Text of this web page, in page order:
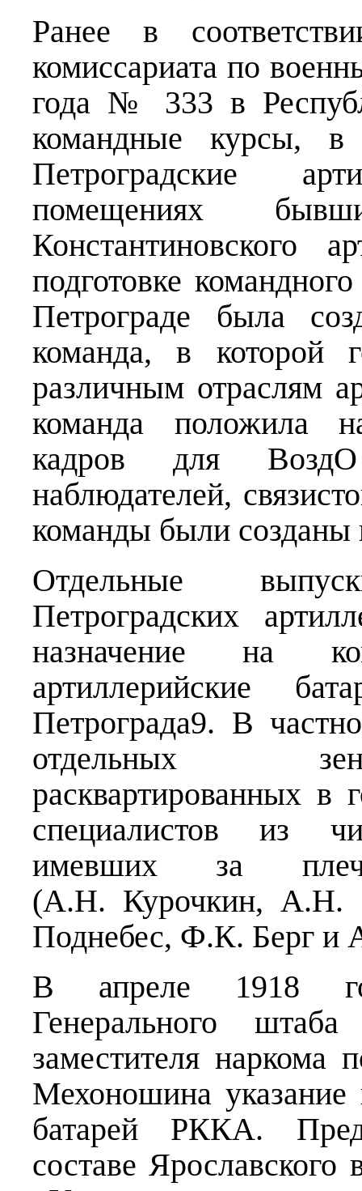
Ранее в
комиссариата по
года № 333 в
командные курсы,
Петроградские
помещениях
Константиновского
подготовке
Петрограде была
команда, в которой
различным отраслям
команда положила
кадров для ВоздО
наблюдателей,
команды были
Отдельные
Петроградских
назначение на
артиллерийские
Петрограда9. В
отдельных
расквартированных
специалистов из
имевших за
(А.Н. Курочкин,
Поднебес, Ф.К. Берг и
В апреле 1918
Генерального
заместителя
Мехоношина
батарей РККА.
составе Ярославского